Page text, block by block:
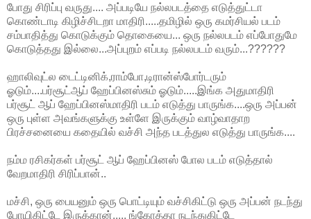
போது சிரிப்பு வருது.... அப்படியே நல்லபடத்தை எடுத்துட்டா
கொண்டாடி கிழிச்சிடறா மாதிரி.....தமிழில் ஒரு கமர்சியல் படம்
சம்பாதித்து கொடுக்கும் தொகையை... ஒரு நல்லபடம் எப்போதுமே
கொடுத்தது இல்லை...அப்புறம் எப்படி நல்லபடம் வரும்...??????
ஹாலிவுட்ல டைட்டினிக்,ராம்போ,டிரான்ஸ்போர்டரும்
ஓடும்....பர்சூட்ஆப் ஹேப்பினஸ்சும் ஓடும்.....இங்க அதுமாதிரி
பர்சூட் ஆப் ஹேப்பினஸ்மாதிரி படம் எடுத்து பாருங்க....ஒரு அப்பன்
ஒரு புள்ள அவங்களுக்கு உள்ளே இருக்கும் வாழ்வாதாற
பிரச்சனையை கதையில் வச்சி அந்த படத்துல எடுத்து பாருங்க....
நம்ம ரசிகர்கள் பர்சூட் ஆப் ஹேப்பினஸ் போல படம் எடுத்தால்
வேறமாதிரி சிரிப்பான்..
மச்சி, ஒரு பையனும் ஒரு பொட்டியும் வச்சிகிட்டு ஒரு அப்பன் நடந்து
போயிகிட்டே இருக்கான்..... ங்கோத்தா நடந்துகிட்டே